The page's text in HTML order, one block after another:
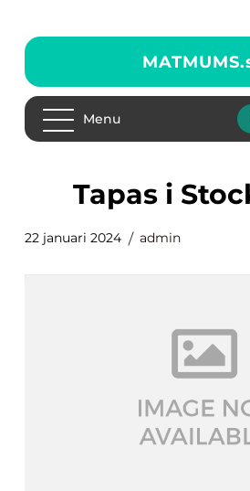
MATMUMS.
Menu
tapas i
22 januari 2024 admin